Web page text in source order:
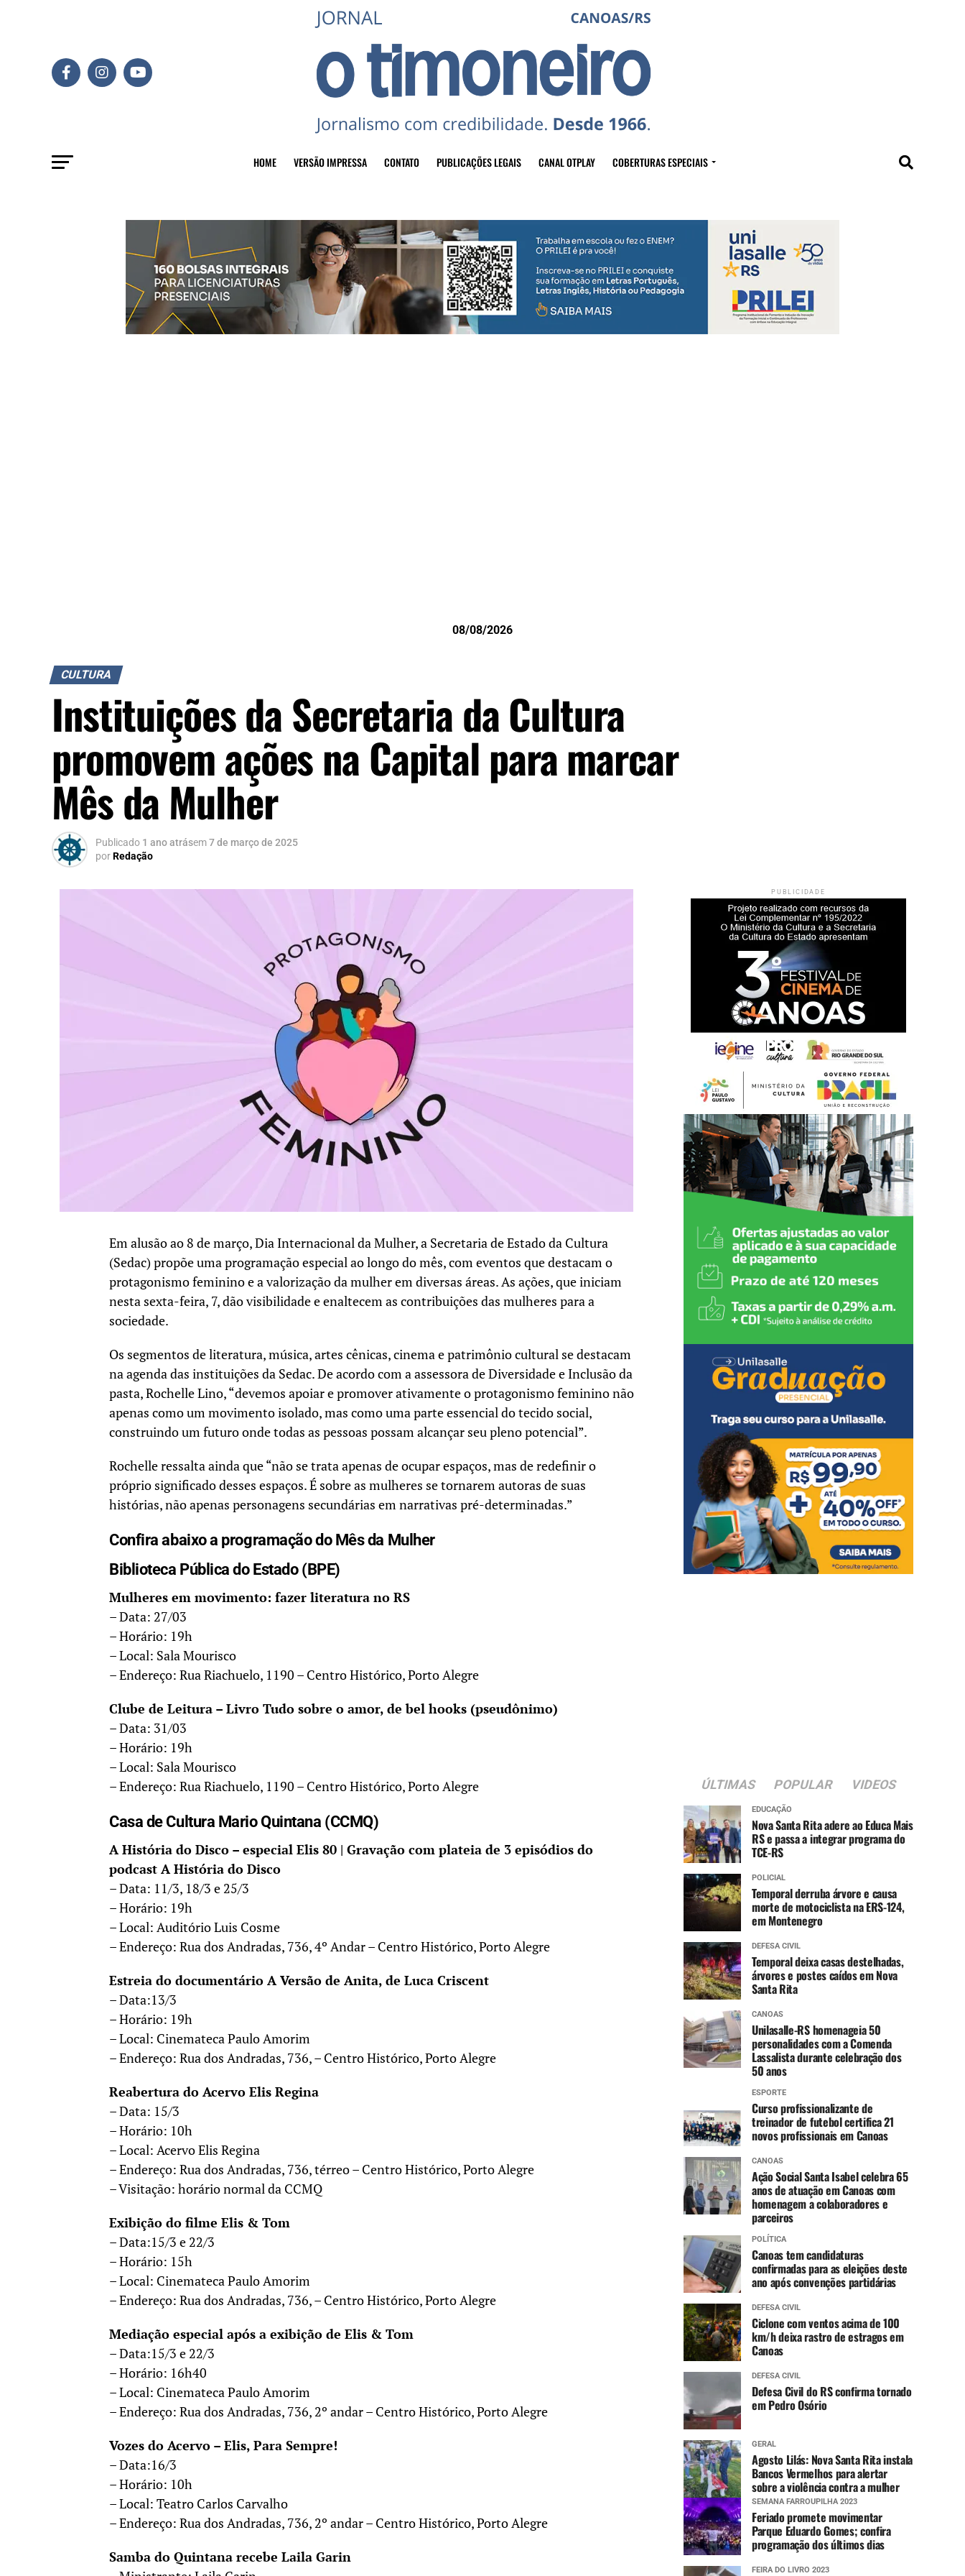
HOME VERSÃO IMPRESSA CONTATO PUBLICAÇÕES LEGAIS CANAL OTPLAY COBERTURAS ESPECIAIS
08/08/2026
CULTURA
Instituições da Secretaria da Cultura
promovem ações na Capital para marcar
Mês da Mulher
Publicado 1 ano atrásem7 de março de 2025
porRedação
Em alusão ao 8 de março, Dia Internacional da Mulher, a Secretaria de Estado da Cultura
(Sedac) propõe uma programação especial ao longo do mês, com eventos que destacam o
protagonismo feminino e a valorização da mulher em diversas áreas. As ações, que iniciam
nesta sexta-feira, 7, dão visibilidade e enaltecem as contribuições das mulheres para a
sociedade.
Os segmentos de literatura, música, artes cênicas, cinema e patrimônio cultural se destacam
na agenda das instituições da Sedac. De acordo com a assessora de Diversidade e Inclusão da
pasta, Rochelle Lino, “devemos apoiar e promover ativamente o protagonismo feminino não
apenas como um movimento isolado, mas como uma parte essencial do tecido social,
construindo um futuro onde todas as pessoas possam alcançar seu pleno potencial”.
Rochelle ressalta ainda que “não se trata apenas de ocupar espaços, mas de redefinir o
próprio significado desses espaços. É sobre as mulheres se tornarem autoras de suas
histórias, não apenas personagens secundárias em narrativas pré-determinadas.”
Confira abaixo a programação do Mês da Mulher
Biblioteca Pública do Estado (BPE)
Mulheres em movimento: fazer literatura no RS
– Data: 27/03
– Horário: 19h
– Local: Sala Mourisco
– Endereço: Rua Riachuelo, 1190 – Centro Histórico, Porto Alegre
Clube de Leitura – Livro Tudo sobre o amor, de bel hooks (pseudônimo)
– Data: 31/03
– Horário: 19h
– Local: Sala Mourisco
– Endereço: Rua Riachuelo, 1190 – Centro Histórico, Porto Alegre
Casa de Cultura Mario Quintana (CCMQ)
A História do Disco – especial Elis 80 | Gravação com plateia de 3 episódios do
podcast A História do Disco
– Data: 11/3, 18/3 e 25/3
– Horário: 19h
– Local: Auditório Luis Cosme
– Endereço: Rua dos Andradas, 736, 4º Andar – Centro Histórico, Porto Alegre
Estreia do documentário A Versão de Anita, de Luca Criscent
– Data:13/3
– Horário: 19h
– Local: Cinemateca Paulo Amorim
– Endereço: Rua dos Andradas, 736, – Centro Histórico, Porto Alegre
Reabertura do Acervo Elis Regina
– Data: 15/3
– Horário: 10h
– Local: Acervo Elis Regina
– Endereço: Rua dos Andradas, 736, térreo – Centro Histórico, Porto Alegre
– Visitação: horário normal da CCMQ
Exibição do filme Elis & Tom
– Data:15/3 e 22/3
– Horário: 15h
– Local: Cinemateca Paulo Amorim
– Endereço: Rua dos Andradas, 736, – Centro Histórico, Porto Alegre
Mediação especial após a exibição de Elis & Tom
– Data:15/3 e 22/3
– Horário: 16h40
– Local: Cinemateca Paulo Amorim
– Endereço: Rua dos Andradas, 736, 2º andar – Centro Histórico, Porto Alegre
Vozes do Acervo – Elis, Para Sempre!
– Data:16/3
– Horário: 10h
– Local: Teatro Carlos Carvalho
– Endereço: Rua dos Andradas, 736, 2º andar – Centro Histórico, Porto Alegre
Samba do Quintana recebe Laila Garin
PUBLICIDADE
ÚLTIMAS POPULAR VIDEOS
EDUCAÇÃO
Nova Santa Rita adere ao Educa Mais
RS e passa a integrar programa do
TCE-RS
POLICIAL
Temporal derruba árvore e causa
morte de motociclista na ERS-124,
em Montenegro
DEFESA CIVIL
Temporal deixa casas destelhadas,
árvores e postes caídos em Nova
Santa Rita
CANOAS
Unilasalle-RS homenageia 50
personalidades com a Comenda
Lassalista durante celebração dos
50 anos
ESPORTE
Curso profissionalizante de
treinador de futebol certifica 21
novos profissionais em Canoas
CANOAS
Ação Social Santa Isabel celebra 65
anos de atuação em Canoas com
homenagem a colaboradores e
parceiros
POLÍTICA
Canoas tem candidaturas
confirmadas para as eleições deste
ano após convenções partidárias
DEFESA CIVIL
Ciclone com ventos acima de 100
km/h deixa rastro de estragos em
Canoas
DEFESA CIVIL
Defesa Civil do RS confirma tornado
em Pedro Osório
GERAL
Agosto Lilás: Nova Santa Rita instala
Bancos Vermelhos para alertar
sobre a violência contra a mulher
SEMANA FARROUPILHA 2023
Feriado promete movimentar
Parque Eduardo Gomes; confira
programação dos últimos dias
FEIRA DO LIVRO 2023